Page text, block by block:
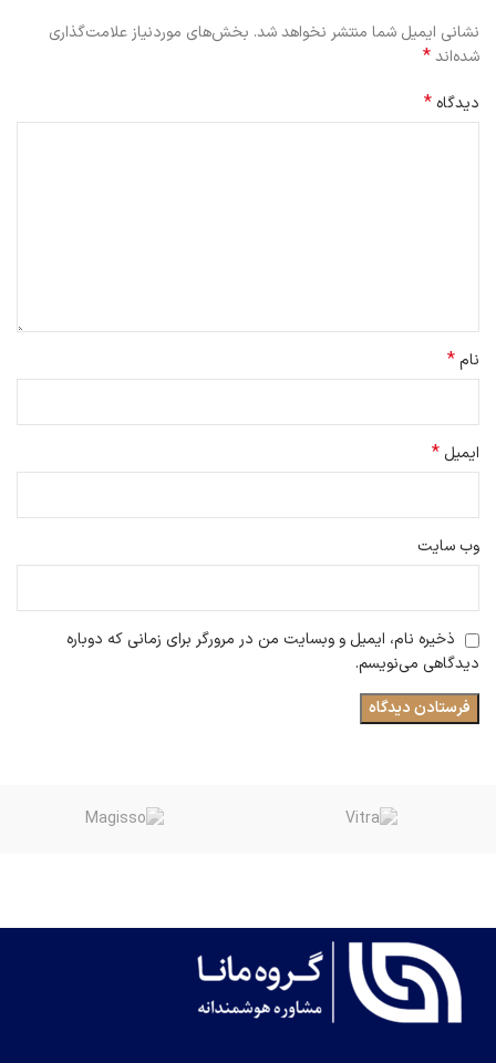
نشانی ایمیل شما منتشر نخواهد شد. بخش‌های موردنیاز علامت‌گذاری
شده‌اند*
دیدگاه *
نام*
ایمیل *
وب‌ سایت
ذخیره نام، ایمیل و وبسایت من در مرورگر برای زمانی که دوباره
دیدگاهی می‌نویسم.